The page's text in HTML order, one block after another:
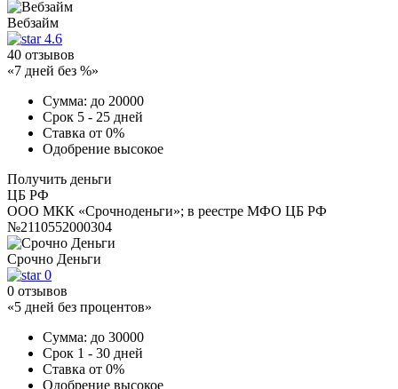
Вебзайм
4.6
40 отзывов
«7 дней без %»
Сумма: до 20000
Срок 5 - 25 дней
Ставка от 0%
Одобрение высокое
Получить деньги
ЦБ РФ
ООО МКК «Срочноденьги»; в реестре МФО ЦБ РФ
№2110552000304
Срочно Деньги
0
0 отзывов
«5 дней без процентов»
Сумма: до 30000
Срок 1 - 30 дней
Ставка от 0%
Одобрение высокое